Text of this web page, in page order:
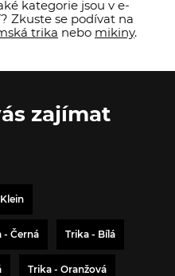
kategorie jsou v e-
Zkuste se podívat na
trika nebo mikiny.
zajímat
- Černá Trika - Bílá
Trika - Oranžová